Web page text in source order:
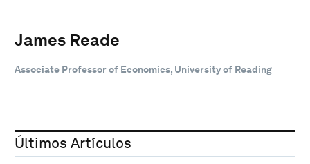
James Reade
Associate Professor of Economics, University of Reading
Últimos Artículos